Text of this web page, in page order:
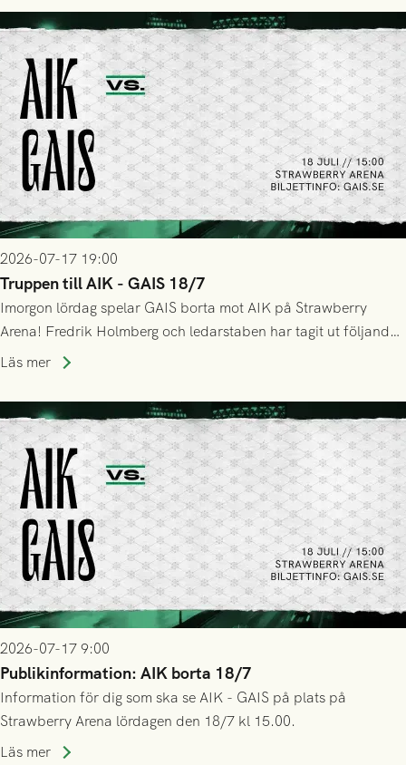
lyckades få in 2-0.
2026-07-17 19:00
Truppen till AIK - GAIS 18/7
Imorgon lördag spelar GAIS borta mot AIK på Strawberry
Arena! Fredrik Holmberg och ledarstaben har tagit ut följande
trupp till matchen:
Läs mer
2026-07-17 9:00
Publikinformation: AIK borta 18/7
Information för dig som ska se AIK - GAIS på plats på
Strawberry Arena lördagen den 18/7 kl 15.00.
Läs mer